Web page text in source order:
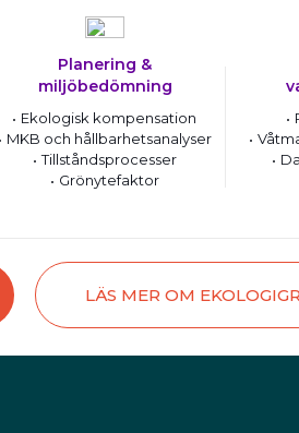
Planering &
miljöbedömning
Ekologisk kompensation
MKB och hållbarhetsanalyser
Tillståndsprocesser
Grönytefaktor
LÄS MER OM